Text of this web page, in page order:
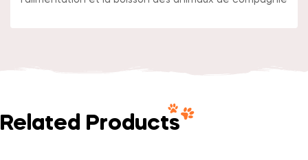
Related Products